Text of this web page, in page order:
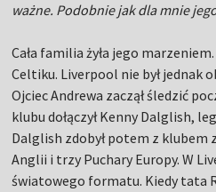
ważne. Podobnie jak dla mnie
Cała familia żyła jego
Celtiku. Liverpool nie był jednak
Ojciec Andrewa zaczął śledzić
klubu dołączył Kenny Dalglish,
Dalglish zdobył potem z
Anglii i trzy Puchary Europy. W
światowego formatu. Kiedy tata